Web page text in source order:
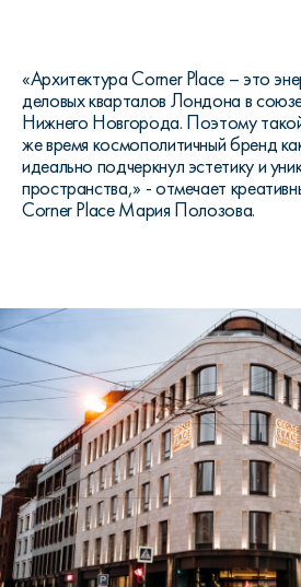
«Архитектура Corner Place – это
деловых кварталов Лондона в
Нижнего Новгорода. Поэтому
же время космополитичный бренд
идеально подчеркнул эстетику и
пространства,» - отмечает
Corner Place Мария Полозова.